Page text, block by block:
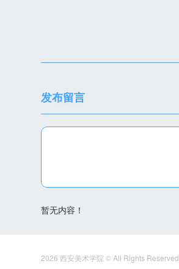
发布留言
暂无内容！
2026 西安美术学院 © All Rights Reserved.